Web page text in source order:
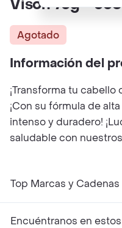
Vison 75g -
Agotado
Información del
¡Transforma tu
¡Con su fórmula de
intenso y duradero!
saludable con
Top Marcas y
Encuéntranos en